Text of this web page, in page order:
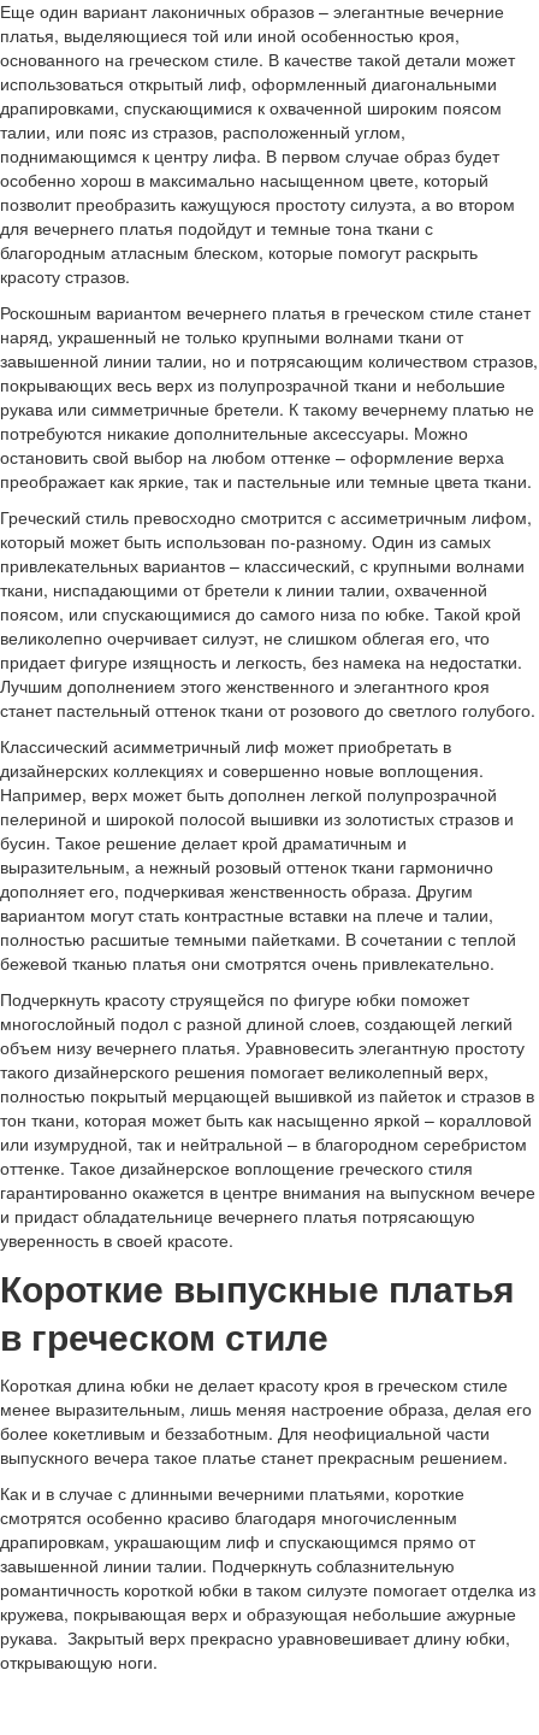
Еще один вариант лаконичных образов – элегантные вечерние
платья, выделяющиеся той или иной особенностью кроя,
основанного на греческом стиле. В качестве такой детали может
использоваться открытый лиф, оформленный диагональными
драпировками, спускающимися к охваченной широким поясом
талии, или пояс из стразов, расположенный углом,
поднимающимся к центру лифа. В первом случае образ будет
особенно хорош в максимально насыщенном цвете, который
позволит преобразить кажущуюся простоту силуэта, а во втором
для вечернего платья подойдут и темные тона ткани с
благородным атласным блеском, которые помогут раскрыть
красоту стразов.
Роскошным вариантом вечернего платья в греческом стиле станет
наряд, украшенный не только крупными волнами ткани от
завышенной линии талии, но и потрясающим количеством стразов,
покрывающих весь верх из полупрозрачной ткани и небольшие
рукава или симметричные бретели. К такому вечернему платью не
потребуются никакие дополнительные аксессуары. Можно
остановить свой выбор на любом оттенке – оформление верха
преображает как яркие, так и пастельные или темные цвета ткани.
Греческий стиль превосходно смотрится с ассиметричным лифом,
который может быть использован по-разному. Один из самых
привлекательных вариантов – классический, с крупными волнами
ткани, ниспадающими от бретели к линии талии, охваченной
поясом, или спускающимися до самого низа по юбке. Такой крой
великолепно очерчивает силуэт, не слишком облегая его, что
придает фигуре изящность и легкость, без намека на недостатки.
Лучшим дополнением этого женственного и элегантного кроя
станет пастельный оттенок ткани от розового до светлого голубого.
Классический асимметричный лиф может приобретать в
дизайнерских коллекциях и совершенно новые воплощения.
Например, верх может быть дополнен легкой полупрозрачной
пелериной и широкой полосой вышивки из золотистых стразов и
бусин. Такое решение делает крой драматичным и
выразительным, а нежный розовый оттенок ткани гармонично
дополняет его, подчеркивая женственность образа. Другим
вариантом могут стать контрастные вставки на плече и талии,
полностью расшитые темными пайетками. В сочетании с теплой
бежевой тканью платья они смотрятся очень привлекательно.
Подчеркнуть красоту струящейся по фигуре юбки поможет
многослойный подол с разной длиной слоев, создающей легкий
объем низу вечернего платья. Уравновесить элегантную простоту
такого дизайнерского решения помогает великолепный верх,
полностью покрытый мерцающей вышивкой из пайеток и стразов в
тон ткани, которая может быть как насыщенно яркой – коралловой
или изумрудной, так и нейтральной – в благородном серебристом
оттенке. Такое дизайнерское воплощение греческого стиля
гарантированно окажется в центре внимания на выпускном вечере
и придаст обладательнице вечернего платья потрясающую
уверенность в своей красоте.
Короткие выпускные платья
в греческом стиле
Короткая длина юбки не делает красоту кроя в греческом стиле
менее выразительным, лишь меняя настроение образа, делая его
более кокетливым и беззаботным. Для неофициальной части
выпускного вечера такое платье станет прекрасным решением.
Как и в случае с длинными вечерними платьями, короткие
смотрятся особенно красиво благодаря многочисленным
драпировкам, украшающим лиф и спускающимся прямо от
завышенной линии талии. Подчеркнуть соблазнительную
романтичность короткой юбки в таком силуэте помогает отделка из
кружева, покрывающая верх и образующая небольшие ажурные
рукава. Закрытый верх прекрасно уравновешивает длину юбки,
открывающую ноги.